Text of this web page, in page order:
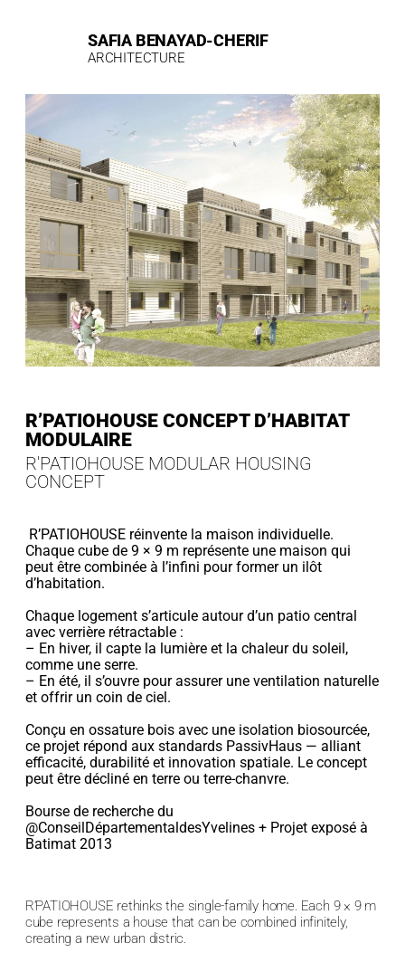
SAFIA BENAYAD-CHERIF​​
ARCHITECTURE​
R’PATIOHOUSE CONCEPT D’HABITAT
MODULAIRE
R'PATIOHOUSE MODULAR HOUSING
CONCEPT
R’PATIOHOUSE réinvente la maison individuelle.
Chaque cube de 9 × 9 m représente une maison qui
peut être combinée à l’infini pour former un ilôt
d’habitation.
Chaque logement s’articule autour d’un patio central
avec verrière rétractable :
– En hiver, il capte la lumière et la chaleur du soleil,
comme une serre.
– En été, il s’ouvre pour assurer une ventilation naturelle
et offrir un coin de ciel.
Conçu en ossature bois avec une isolation biosourcée,
ce projet répond aux standards PassivHaus — alliant
efficacité, durabilité et innovation spatiale. Le concept
peut être décliné en terre ou terre-chanvre.
Bourse de recherche du
@ConseilDépartementaldesYvelines + Projet exposé à
Batimat 2013
R’PATIOHOUSE rethinks the single-family home. Each 9 × 9 m
cube represents a house that can be combined infinitely,
creating a new urban distric.